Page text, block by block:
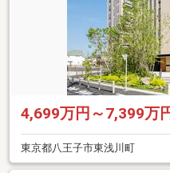
4,699万円～7,399万
東京都八王子市東浅川町